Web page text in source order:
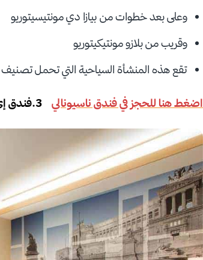
وعلى بعد خطوات من بيازا دي مونتيسيتوريو
وقريب من بلازو مونتيكيتوريو
تقع هذه المنشأة السياحية التي تحمل تصنيف 4 نجوم بالقرب من ساحة رومانية وكنيسة سانت بيتر
اضغط هنا للحجز في فندق ناسيونالي 3.فندق إي كو روما